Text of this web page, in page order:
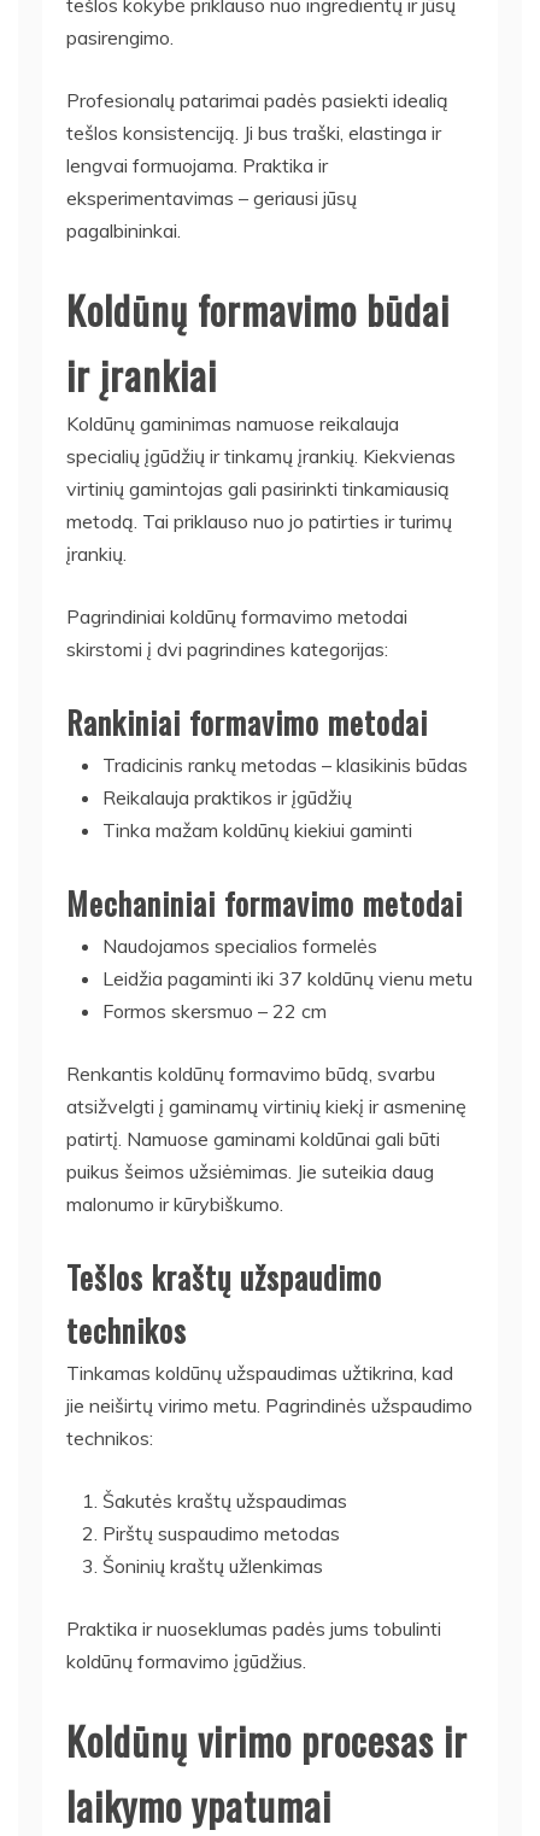
tešlos kokybė priklauso nuo ingredientų ir jūsų
pasirengimo.
Profesionalų patarimai padės pasiekti idealią
tešlos konsistenciją. Ji bus traški, elastinga ir
lengvai formuojama. Praktika ir
eksperimentavimas – geriausi jūsų
pagalbininkai.
Koldūnų formavimo būdai
ir įrankiai
Koldūnų gaminimas namuose reikalauja
specialių įgūdžių ir tinkamų įrankių. Kiekvienas
virtinių gamintojas gali pasirinkti tinkamiausią
metodą. Tai priklauso nuo jo patirties ir turimų
įrankių.
Pagrindiniai koldūnų formavimo metodai
skirstomi į dvi pagrindines kategorijas:
Rankiniai formavimo metodai
Tradicinis rankų metodas – klasikinis būdas
Reikalauja praktikos ir įgūdžių
Tinka mažam koldūnų kiekiui gaminti
Mechaniniai formavimo metodai
Naudojamos specialios formelės
Leidžia pagaminti iki 37 koldūnų vienu metu
Formos skersmuo – 22 cm
Renkantis koldūnų formavimo būdą, svarbu
atsižvelgti į gaminamų virtinių kiekį ir asmeninę
patirtį. Namuose gaminami koldūnai gali būti
puikus šeimos užsiėmimas. Jie suteikia daug
malonumo ir kūrybiškumo.
Tešlos kraštų užspaudimo
technikos
Tinkamas koldūnų užspaudimas užtikrina, kad
jie neiširtų virimo metu. Pagrindinės užspaudimo
technikos:
Šakutės kraštų užspaudimas
Pirštų suspaudimo metodas
Šoninių kraštų užlenkimas
Praktika ir nuoseklumas padės jums tobulinti
koldūnų formavimo įgūdžius.
Koldūnų virimo procesas ir
laikymo ypatumai